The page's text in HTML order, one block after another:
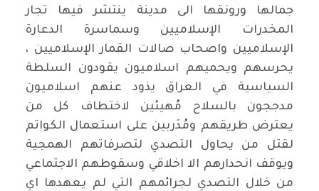
جمالها ورونقها الى مدينة ينتشر فيها تجار
المخدرات الإسلاميين وسماسرة الدعارة
الإسلاميين واصحاب صالات القمار الإسلاميين ،
يحرسهم ويحميهم اسلاميون يقودون السلطة
السياسية في العراق يذود عنهم اسلاميون
مدججون بالسلاح مُهيئين لاختطاف كل من
يعترض طريقهم ومُدَربين على استعمال الكواتم
لقتل من يحاول التصدي لتصرفاتهم الهمجية
ويوقف انحدارهم الا اخلاقي وسقوطهم الاجتماعي
من خلال التصدي لجرائمهم التي لم يعهدها اي